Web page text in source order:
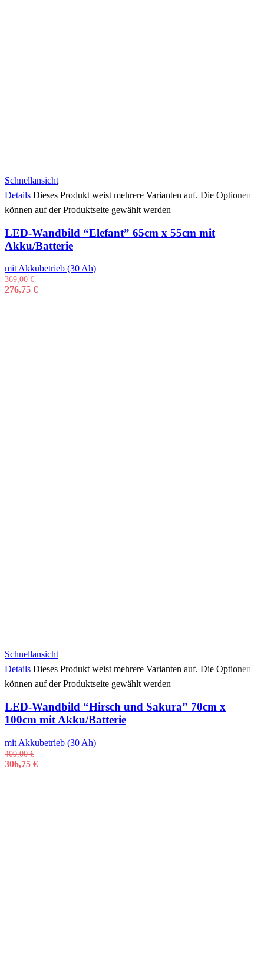
Schnellansicht
Details Dieses Produkt weist mehrere Varianten auf. Die Optionen
können auf der Produktseite gewählt werden
LED-Wandbild “Elefant” 65cm x 55cm mit
Akku/Batterie
mit Akkubetrieb (30 Ah)
369,00€
276,75 €
Schnellansicht
Details Dieses Produkt weist mehrere Varianten auf. Die Optionen
können auf der Produktseite gewählt werden
LED-Wandbild “Hirsch und Sakura” 70cm x
100cm mit Akku/Batterie
mit Akkubetrieb (30 Ah)
409,00€
306,75 €